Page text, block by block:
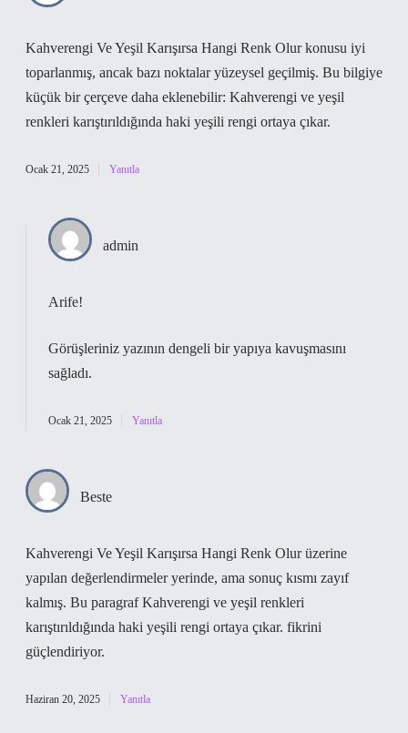
Kahverengi Ve Yeşil Karışırsa Hangi Renk Olur konusu iyi
toparlanmış, ancak bazı noktalar yüzeysel geçilmiş. Bu bilgiye
küçük bir çerçeve daha eklenebilir: Kahverengi ve yeşil
renkleri karıştırıldığında haki yeşili rengi ortaya çıkar.
Ocak 21, 2025 Yanıtla
admin
Arife!
Görüşleriniz yazının dengeli bir yapıya kavuşmasını
sağladı.
Ocak 21, 2025 Yanıtla
Beste
Kahverengi Ve Yeşil Karışırsa Hangi Renk Olur üzerine
yapılan değerlendirmeler yerinde, ama sonuç kısmı zayıf
kalmış. Bu paragraf Kahverengi ve yeşil renkleri
karıştırıldığında haki yeşili rengi ortaya çıkar. fikrini
güçlendiriyor.
Haziran 20, 2025 Yanıtla